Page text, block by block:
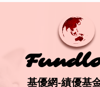
基優網-績優基
基優網-績優基